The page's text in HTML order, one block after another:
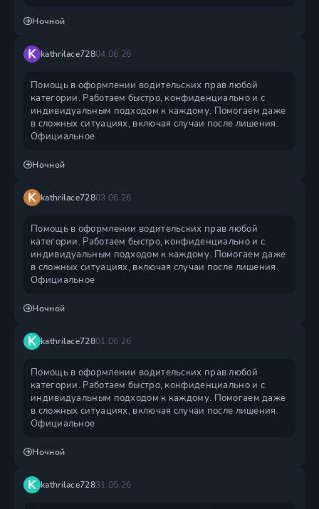
Ночной
K kathrilace72804.06.26
Помощь в оформлении водительских прав любой
категории. Работаем быстро, конфиденциально и с
индивидуальным подходом к каждому. Помогаем даже
в сложных ситуациях, включая случаи после лишения.
Официальное
Ночной
K kathrilace72803.06.26
Помощь в оформлении водительских прав любой
категории. Работаем быстро, конфиденциально и с
индивидуальным подходом к каждому. Помогаем даже
в сложных ситуациях, включая случаи после лишения.
Официальное
Ночной
K kathrilace72801.06.26
Помощь в оформлении водительских прав любой
категории. Работаем быстро, конфиденциально и с
индивидуальным подходом к каждому. Помогаем даже
в сложных ситуациях, включая случаи после лишения.
Официальное
Ночной
K kathrilace72831.05.26